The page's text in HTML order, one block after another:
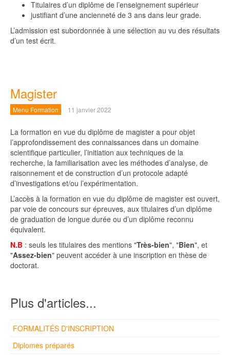
Titulaires d’un diplôme de l’enseignement supérieur
justifiant d’une ancienneté de 3 ans dans leur grade.
L’admission est subordonnée à une sélection au vu des résultats
d’un test écrit.
Magister
Menu Formation 11 janvier 2022
La formation en vue du diplôme de magister a pour objet
l’approfondissement des connaissances dans un domaine
scientifique particulier, l’initiation aux techniques de la
recherche, la familiarisation avec les méthodes d’analyse, de
raisonnement et de construction d’un protocole adapté
d’investigations et/ou l’expérimentation.
L’accès à la formation en vue du diplôme de magister est ouvert,
par voie de concours sur épreuves, aux titulaires d’un diplôme
de graduation de longue durée ou d’un diplôme reconnu
équivalent.
N.B : seuls les titulaires des mentions "Très-bien", "Bien", et
"Assez-bien" peuvent accéder à une inscription en thèse de
doctorat.
Plus d'articles...
FORMALITÉS D'INSCRIPTION
Diplomes préparés